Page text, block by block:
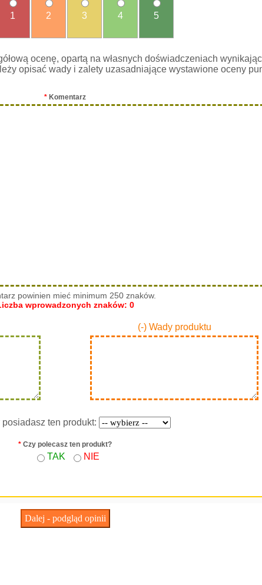
1 2 3 4 5
ocenę, opartą na własnych doświadczeniach
opisać wady i zalety uzasadniające wystawione oceny
* Komentarz
powinien mieć minimum 250 znaków.
wprowadzonych znaków: 0
(-) Wady produktu
posiadasz ten produkt:
* Czy polecasz ten produkt?
TAK NIE